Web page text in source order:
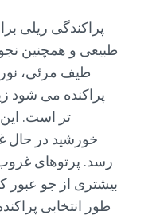
پراکندگی ریلی
طبیعی و همچنین
طیف مرئی، نور
پراکنده می شود
تر است.
خورشید در حال
رسد. پرتوهای
بیشتری از جو عبور
طور انتخابی